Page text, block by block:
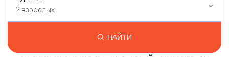
2 взрослых
НАЙТИ